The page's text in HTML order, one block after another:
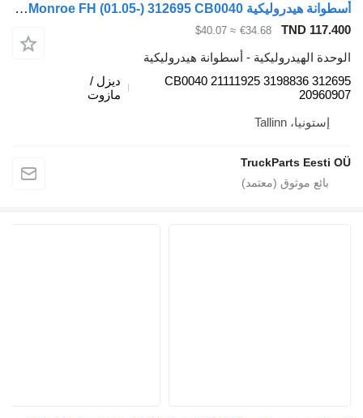
أسطوانة هيدروليكية Monroe FH (01.05-) 312695 CB0040 لـ الشاحنات Volvo FH12, FH16, NH12, FH, VNL780 (1993-2014)
TND 117.400
€34.68
≈ $40.07
الوحدة الهيدروليكية - أسطوانة هيدروليكية
312695 CB0040 21111925 3198836
20960907
ديزل /
مازوت
إستونيا، Tallinn
TruckParts Eesti OÜ